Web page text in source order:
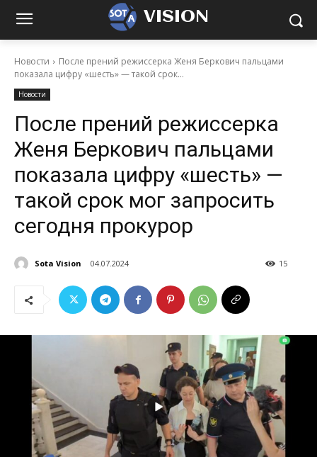
VISION
Новости
После прений режиссерка Женя Беркович пальцами
показала цифру «шесть» — такой срок...
Новости
После прений режиссерка
Женя Беркович пальцами
показала цифру «шесть» —
такой срок мог запросить
сегодня прокурор
Sota Vision 04.07.2024 15